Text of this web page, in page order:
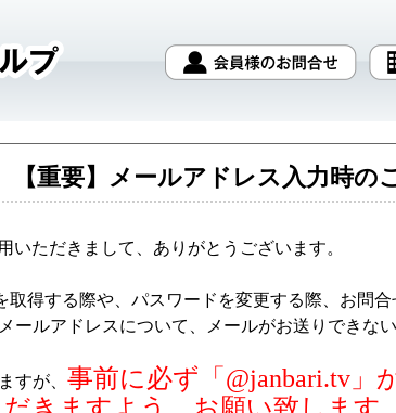
【重要】メールアドレス入力時の
いただきまして、ありがとうございます。
取得する際や、パスワードを変更する際、お問
ールアドレスについて、メールがお送りできな
すが、 事前に必ず「@janbari.tv」